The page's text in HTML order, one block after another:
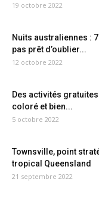
19 octobre 2022
Nuits australiennes :
pas prêt d’oublier...
12 octobre 2022
Des activités
coloré et bien...
5 octobre 2022
Townsville, point
tropical Queensland
21 septembre 2022